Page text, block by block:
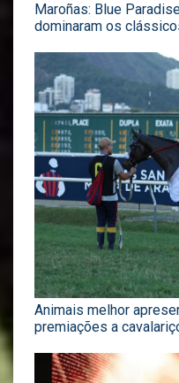
Maroñas: Blue
dominaram os
Animais melhor
premiações a